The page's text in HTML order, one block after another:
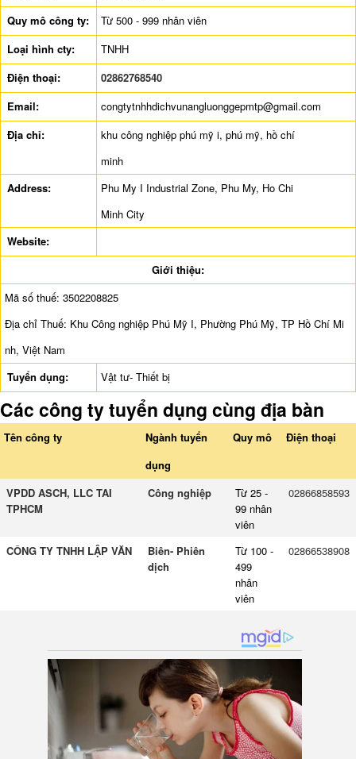
Quy mô công ty:
Từ 500 - 999 nhân viên
Loại hình cty:
TNHH
Điện thoại:
02862768540
Email:
congtytnhhdichvunangluonggepmtp@gmail.com
Địa chỉ:
khu công nghiệp phú mỹ i, phú mỹ, hồ chí
minh
Address:
Phu My I Industrial Zone, Phu My, Ho Chi
Minh City
Website:
Giới thiệu:
Mã số thuế: 3502208825
Địa chỉ Thuế: Khu Công nghiệp Phú Mỹ I, Phường Phú Mỹ, TP Hồ Chí Mi
nh, Việt Nam
Tuyển dụng:
Vật tư- Thiết bị
Các công ty tuyển dụng cùng địa bàn
Tên công ty
Ngành tuyển
dụng
Quy mô Điện thoại
VPDD ASCH, LLC TAI
TPHCM
Công nghiệp
Từ 25 -
99 nhân
viên
02866858593
CÔNG TY TNHH LẬP VĂN
Biên- Phiên
dịch
Từ 100 -
499
nhân
viên
02866538908